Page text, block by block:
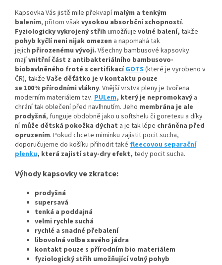
Kapsovka Vás jistě mile překvapímalým a tenkým
balením, přitom všakvysokou absorbční schopností.
Fyziologicky vykrojený střih umožňuje volné balení, takže
pohyb kyčlí neni nijak omezen a napomahá tak
jejich přirozenému vývoji. Všechny bambusové kapsovky
majívnitřní část z antibakteriálního bambusovo-
biobavlněného froté s certifikacíGOTS(které je vyrobeno v
ČR), takže Vaše děťátko je v kontaktu pouze
se 100% přírodními vlákny. Vnější vrstva pleny je tvořena
moderním materiálem tzv. PULem, který je nepromokavý a
chrání tak oblečení před navlhnutím. Jeho membrána je ale
prodyšná, funguje obdobně jako u softshelu či goretexu a díky
nímůže dětská pokožka dýchat a je tak lépe chráněna před
opruzením. Pokud chcete miminku zajistit pocit sucha,
doporučujeme do košíku přihodit také fleecovou separační
plenku, která zajistí stay-dry efekt, tedy pocit sucha.
Výhody kapsovky ve zkratce:
prodyšná
supersavá
tenká a poddajná
velmi rychle suchá
rychlé a snadné přebalení
libovolná volba savého jádra
kontakt pouze s přírodním bio materiálem
fyziologický střih umožňující volný pohyb